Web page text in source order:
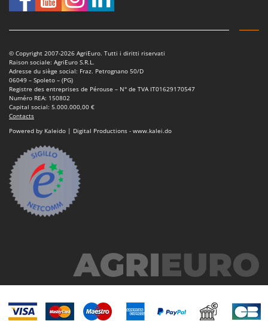
Mowox
N
New O.M.R.A.
Nilfisk
Ninja
Novatec
Novital
NuAir
NuovaFac
O
Officine Savioli
Oliviero
Ooni
© Copyright 2007-2026 AgriEuro. Tutti i diritti riservati
Raison sociale: AgriEuro S.R.L.
Adresse du siège social: Fraz. Petrognano 50/D
06049 – Spoleto – (PG)
Registre des entreprises de Pérouse – N° de TVA IT01629170547
Numéro REA: 150802
Capital social: 5.000.000,00 €
Contacts
Powered by Kaleido | Digital Productions - www.kalei.do